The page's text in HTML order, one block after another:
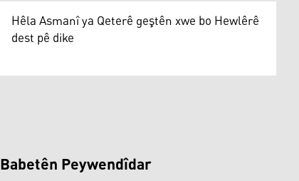
Hêla Asmanî ya Qeterê geştên xwe bo Hewlêrê
dest pê dike
Babetên Peywendîdar